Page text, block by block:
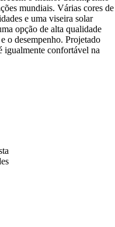
mundiais. Várias cores de
e uma viseira solar
opção de alta qualidade
o desempenho. Projetado
confortável na